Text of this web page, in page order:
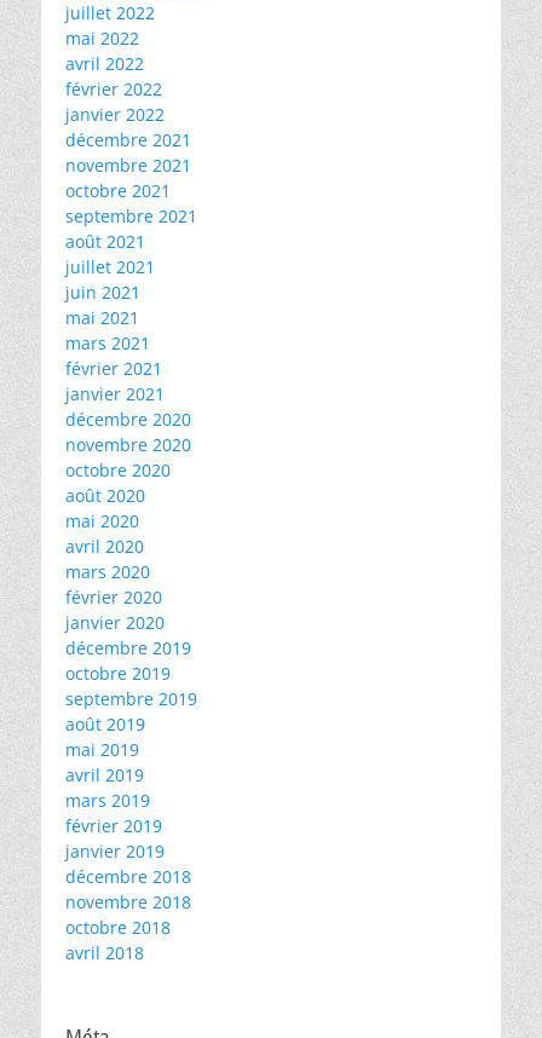
juillet 2022
mai 2022
avril 2022
février 2022
janvier 2022
décembre 2021
novembre 2021
octobre 2021
septembre 2021
août 2021
juillet 2021
juin 2021
mai 2021
mars 2021
février 2021
janvier 2021
décembre 2020
novembre 2020
octobre 2020
août 2020
mai 2020
avril 2020
mars 2020
février 2020
janvier 2020
décembre 2019
octobre 2019
septembre 2019
août 2019
mai 2019
avril 2019
mars 2019
février 2019
janvier 2019
décembre 2018
novembre 2018
octobre 2018
avril 2018